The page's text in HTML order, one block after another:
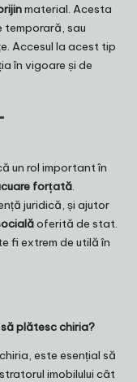
material. Acesta
sau
Accesul la acest tip
în vigoare și de
un rol important în
forțată.
juridică, și ajutor
oferită de stat.
fi extrem de utilă în
plătesc chiria?
este esențial să
imobilului cât